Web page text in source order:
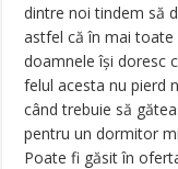
dintre noi tindem să
astfel că în mai toate
doamnele își doresc
felul acesta nu pierd
când trebuie să
pentru un dormitor
Poate fi găsit în